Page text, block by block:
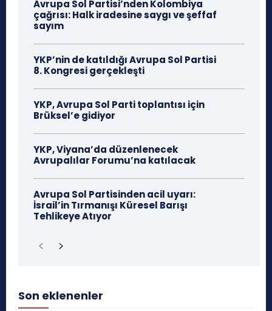
Avrupa Sol Partisi’nden Kolombiya
çağrısı: Halk iradesine saygı ve şeffaf
sayım
YKP’nin de katıldığı Avrupa Sol Partisi
8. Kongresi gerçekleşti
YKP, Avrupa Sol Parti toplantısı için
Brüksel’e gidiyor
YKP, Viyana’da düzenlenecek
Avrupalılar Forumu’na katılacak
Avrupa Sol Partisinden acil uyarı:
İsrail’in Tırmanışı Küresel Barışı
Tehlikeye Atıyor
Son eklenenler